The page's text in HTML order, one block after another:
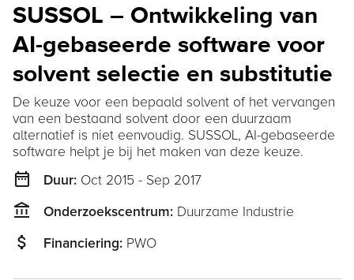
SUSSOL – Ontwikkeling van
AI-gebaseerde software voor
solvent selectie en substitutie
De keuze voor een bepaald solvent of het vervangen
van een bestaand solvent door een duurzaam
alternatief is niet eenvoudig. SUSSOL, AI-gebaseerde
software helpt je bij het maken van deze keuze.
date_range Duur: Oct 2015 - Sep 2017
account_balance Onderzoekscentrum: Duurzame Industrie
attach_money Financiering: PWO